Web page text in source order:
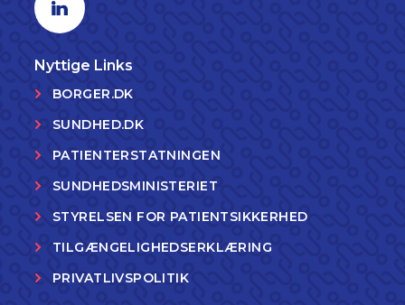
Nyttige Links
BORGER.DK
SUNDHED.DK
PATIENTERSTATNINGEN
SUNDHEDSMINISTERIET
STYRELSEN FOR PATIENTSIKKERHED
TILGÆNGELIGHEDSERKLÆRING
PRIVATLIVSPOLITIK